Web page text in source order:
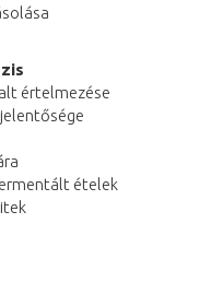
értelmezése
ételek